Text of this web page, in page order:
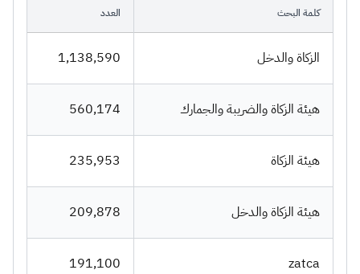
كلمة البحث العدد
الزكاة والدخل 1,138,590
هيئة الزكاة والضريبة والجمارك 560,174
هيئة الزكاة 235,953
هيئة الزكاة والدخل 209,878
zatca
191,100